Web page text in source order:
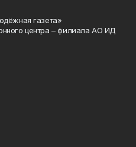
газета»
центра – филиала АО ИД